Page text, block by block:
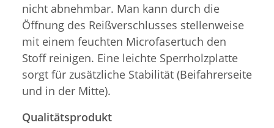
nicht abnehmbar. Man kann durch die
Öffnung des Reißverschlusses stellenweise
mit einem feuchten Microfasertuch den
Stoff reinigen. Eine leichte Sperrholzplatte
sorgt für zusätzliche Stabilität (Beifahrerseite
und in der Mitte).
Qualitätsprodukt